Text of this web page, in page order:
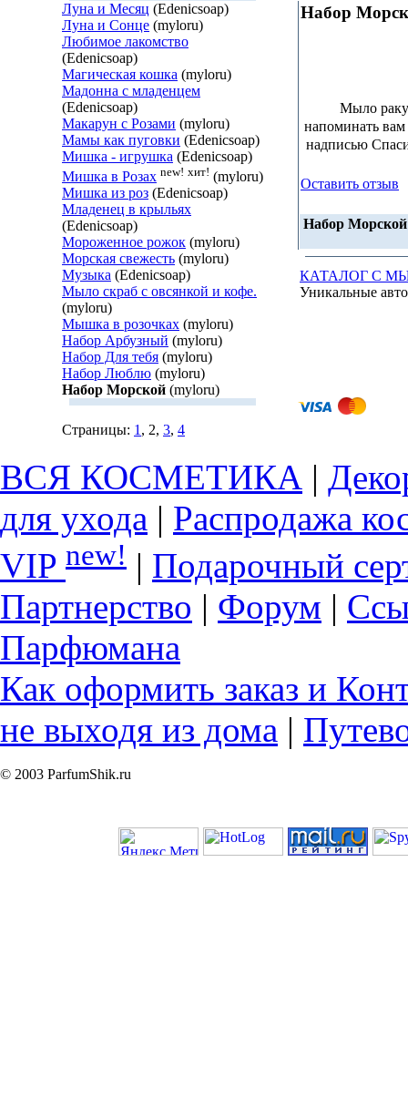
Луна и Месяц (Edenicsoap)
Луна и Сонце (myloru)
Любимое лакомство
(Edenicsoap)
Магическая кошка (myloru)
Мадонна с младенцем
(Edenicsoap)
Макарун с Розами (myloru)
Мамы как пуговки (Edenicsoap)
Мишка - игрушка (Edenicsoap)
Мишка в Розах new! хит! (myloru)
Мишка из роз (Edenicsoap)
Младенец в крыльях
(Edenicsoap)
Мороженное рожок (myloru)
Морская свежесть (myloru)
Музыка (Edenicsoap)
Мыло скраб с овсянкой и кофе.
(myloru)
Мышка в розочках (myloru)
Набор Арбузный (myloru)
Набор Для тебя (myloru)
Набор Люблю (myloru)
Набор Морской (myloru)
Страницы: 1 , 2, 3, 4
Набор
Мыло
напоминать
надписью
Оставить отзыв
Набор Морской
КАТАЛОГ С
Уникальные
ВСЯ КОСМЕТИКА |
для ухода | Распродажа
VIP new! | Подарочный
Партнерство | Форум |
Парфюмана
Как оформить заказ и
не выходя из дома |
© 2003 ParfumShik.ru